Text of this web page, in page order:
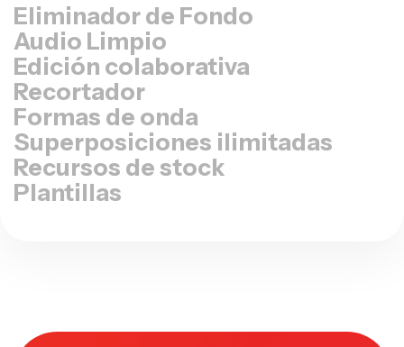
Eliminador de Fondo
Audio Limpio
Edición colaborativa
Recortador
Formas de onda
Superposiciones ilimitadas
Recursos de stock
Plantillas